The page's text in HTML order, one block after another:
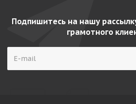
Подпишитесь на нашу
грамотного